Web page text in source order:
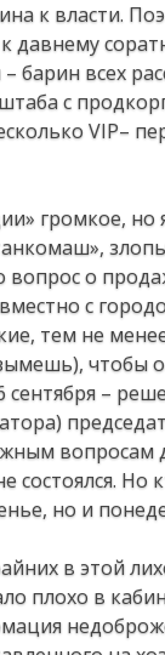
к власти.
барин всех
с
VIP–
громкое,
о
с
тем не
чтобы
сентября –
вопросам
состоялся.
но и
в этой
плохо в